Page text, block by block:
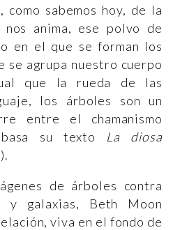
como sabemos hoy, de la
nos anima, ese polvo de
en el que se forman los
se agrupa nuestro cuerpo
que la rueda de las
los árboles son un
entre el chamanismo
su texto La diosa
de árboles contra
y galaxias, Beth Moon
viva en el fondo de